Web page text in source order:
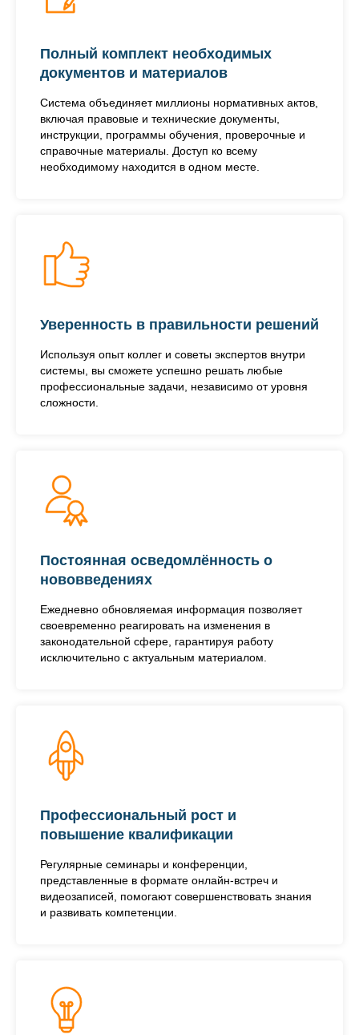
Полный комплект необходимых
документов и материалов
Система объединяет миллионы нормативных актов,
включая правовые и технические документы,
инструкции, программы обучения, проверочные и
справочные материалы. Доступ ко всему
необходимому находится в одном месте.
Уверенность в правильности решений
Используя опыт коллег и советы экспертов внутри
системы, вы сможете успешно решать любые
профессиональные задачи, независимо от уровня
сложности.
Постоянная осведомлённость о
нововведениях
Ежедневно обновляемая информация позволяет
своевременно реагировать на изменения в
законодательной сфере, гарантируя работу
исключительно с актуальным материалом.
Профессиональный рост и
повышение квалификации
Регулярные семинары и конференции,
представленные в формате онлайн-встреч и
видеозаписей, помогают совершенствовать знания
и развивать компетенции.